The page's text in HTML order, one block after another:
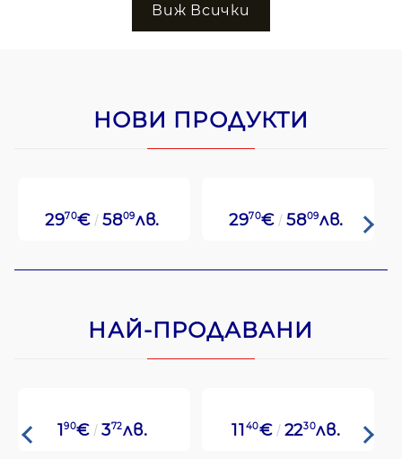
Виж Всички
НОВИ ПРОДУКТИ
2970€ 5809лв. 2970€ 5809лв.
НАЙ-ПРОДАВАНИ
190€ 372лв. 11 40€ 2230лв.